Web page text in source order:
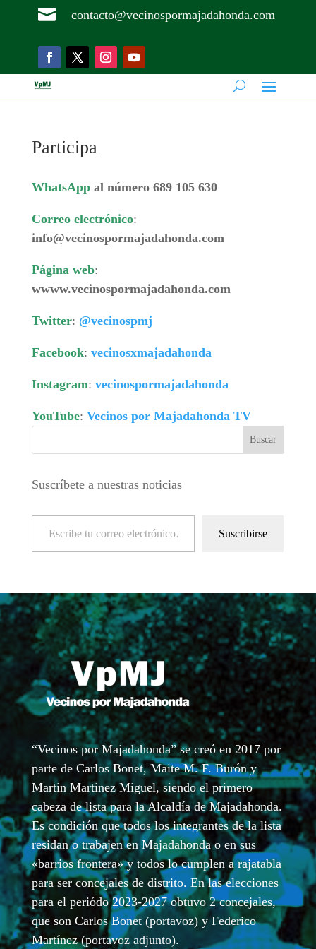
 contacto@vecinospormajadahonda.com
Participa
WhatsAppal número 689 105 630
Correo electrónico:
info@vecinospormajadahonda.com
Página web:
wwww.vecinospormajadahonda.com
Twitter: @vecinospmj
Facebook: vecinosxmajadahonda
Instagram: vecinospormajadahonda
YouTube: Vecinos por Majadahonda TV
Suscríbete a nuestras noticias
Escribe tu correo electrónico…
Suscribirse
“Vecinos por Majadahonda” se creó en 2017 por
parte de Carlos Bonet, Maite M. F. Burón y
Martin Martinez Miguel, siendo el primero
cabeza de lista para la Alcaldía de Majadahonda.
Es condición que todos los integrantes de la lista
residan o trabajen en Majadahonda o en sus
«barrios frontera» y todos lo cumplen a rajatabla
para ser concejales de distrito. En las elecciones
para el periódo 2023-2027 obtuvo 2 concejales,
que son Carlos Bonet (portavoz) y Federico
Martínez (portavoz adjunto).